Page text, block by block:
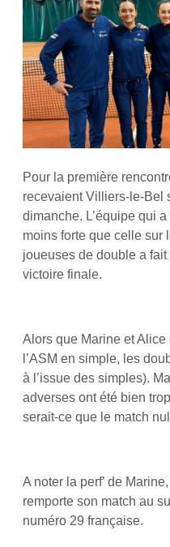
Pour la première
recevaient Villiers-le-Bel
dimanche. L’équipe qui
moins forte que celle sur
joueuses de double a
victoire finale.
Alors que Marine et
l’ASM en simple, les
à l’issue des simples).
adverses ont été bien
serait-ce que le match
A noter la perf’ de
remporte son match au
numéro 29 française.